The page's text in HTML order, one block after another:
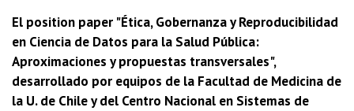
El position paper "Ética, Gobernanza y Reproducibilidad
en Ciencia de Datos para la Salud Pública:
Aproximaciones y propuestas transversales",
desarrollado por equipos de la Facultad de Medicina de
la U. de Chile y del Centro Nacional en Sistemas de